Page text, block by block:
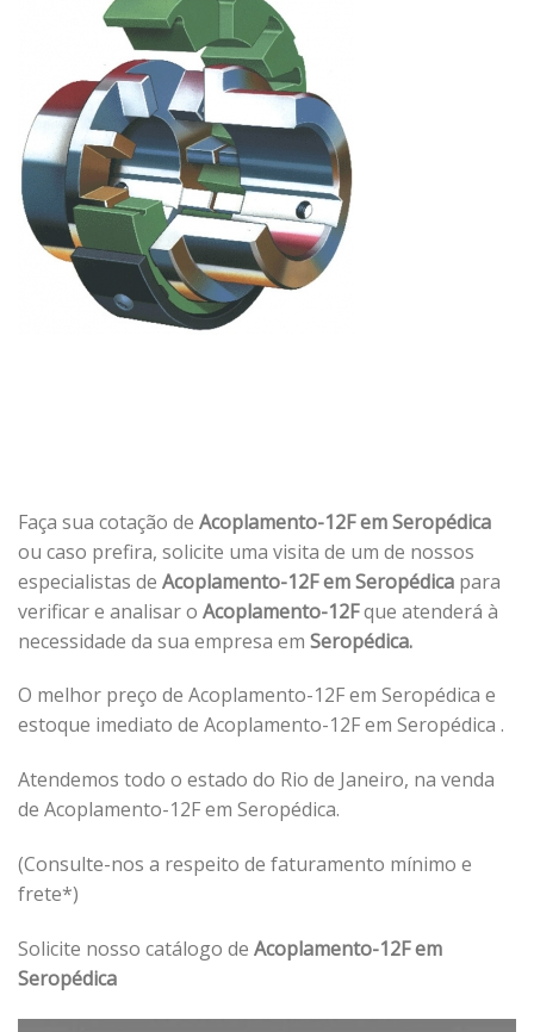
Faça sua cotação de Acoplamento-12F em Seropédica
ou caso prefira, solicite uma visita de um de nossos
especialistas de Acoplamento-12F em Seropédica para
verificar e analisar o Acoplamento-12Fque atenderá à
necessidade da sua empresa em Seropédica.
O melhor preço de Acoplamento-12F em Seropédica e
estoque imediato de Acoplamento-12F em Seropédica .
Atendemos todo o estado do Rio de Janeiro, na venda
de Acoplamento-12F em Seropédica.
(Consulte-nos a respeito de faturamento mínimo e
frete*)
Solicite nosso catálogo de Acoplamento-12F em
Seropédica